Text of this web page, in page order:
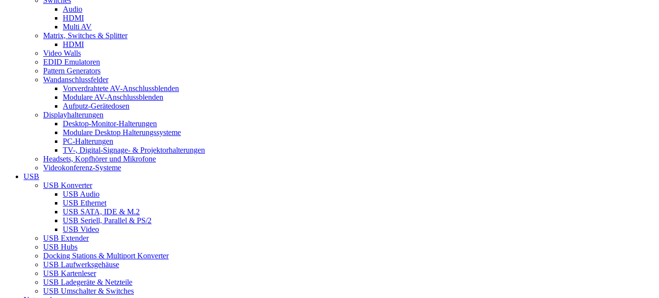
Audio
HDMI
Multi AV
Matrix, Switches & Splitter
HDMI
Video Walls
EDID Emulatoren
Pattern Generators
Wandanschlussfelder
Vorverdrahtete AV-Anschlussblenden
Modulare AV-Anschlussblenden
Aufputz-Gerätedosen
Displayhalterungen
Desktop-Monitor-Halterungen
Modulare Desktop Halterungssysteme
PC-Halterungen
TV-, Digital-Signage- & Projektorhalterungen
Headsets, Kopfhörer und Mikrofone
Videokonferenz-Systeme
USB
USB Konverter
USB Audio
USB Ethernet
USB SATA, IDE & M.2
USB Seriell, Parallel & PS/2
USB Video
USB Extender
USB Hubs
Docking Stations & Multiport Konverter
USB Laufwerksgehäuse
USB Kartenleser
USB Ladegeräte & Netzteile
USB Umschalter & Switches